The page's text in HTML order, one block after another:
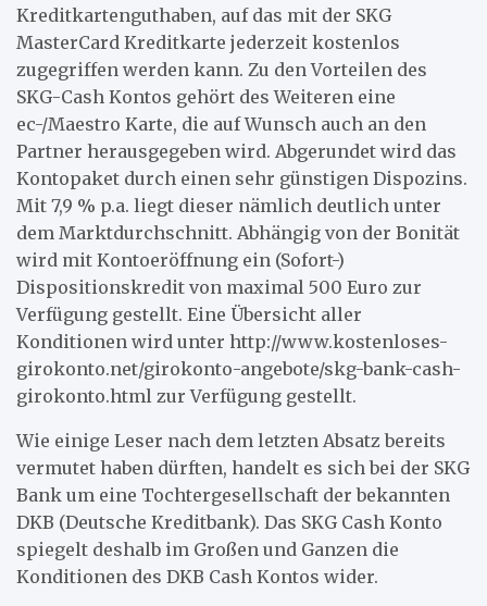
Kreditkartenguthaben, auf das mit der SKG
MasterCard Kreditkarte jederzeit kostenlos
zugegriffen werden kann. Zu den Vorteilen des
SKG-Cash Kontos gehört des Weiteren eine
ec-/Maestro Karte, die auf Wunsch auch an den
Partner herausgegeben wird. Abgerundet wird das
Kontopaket durch einen sehr günstigen Dispozins.
Mit 7,9 % p.a. liegt dieser nämlich deutlich unter
dem Marktdurchschnitt. Abhängig von der Bonität
wird mit Kontoeröffnung ein (Sofort-)
Dispositionskredit von maximal 500 Euro zur
Verfügung gestellt. Eine Übersicht aller
Konditionen wird unter http://www.kostenloses-
girokonto.net/girokonto-angebote/skg-bank-cash-
girokonto.html zur Verfügung gestellt.
Wie einige Leser nach dem letzten Absatz bereits
vermutet haben dürften, handelt es sich bei der SKG
Bank um eine Tochtergesellschaft der bekannten
DKB (Deutsche Kreditbank). Das SKG Cash Konto
spiegelt deshalb im Großen und Ganzen die
Konditionen des DKB Cash Kontos wider.